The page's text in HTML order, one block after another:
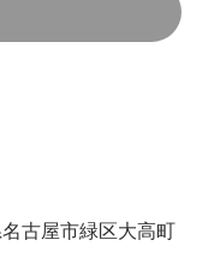
古屋市緑区大高町